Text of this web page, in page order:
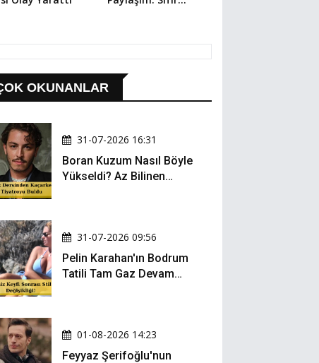
OKUNANLAR
31-07-2026 16:31
Boran Kuzum Nasıl Böyle
Yükseldi? Az Bilinen
31-07-2026 09:56
Pelin Karahan'ın Bodrum
Tatili Tam Gaz Devam
01-08-2026 14:23
Feyyaz Şerifoğlu'nun